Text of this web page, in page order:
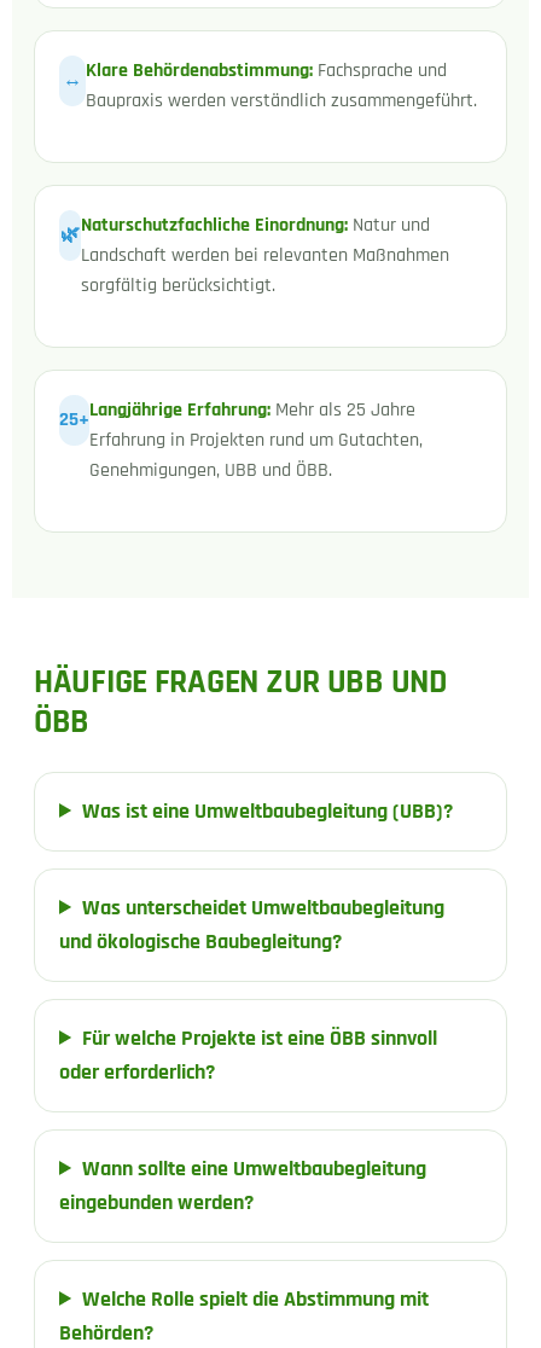
↔ Klare Behördenabstimmung:Fachsprache und
Baupraxis werden verständlich zusammengeführt.
🌿Naturschutzfachliche Einordnung: Natur und
Landschaft werden bei relevanten Maßnahmen
sorgfältig berücksichtigt.
25+Langjährige Erfahrung: Mehr als 25 Jahre
Erfahrung in Projekten rund um Gutachten,
Genehmigungen, UBB und ÖBB.
HÄUFIGE FRAGEN ZUR UBB UND
ÖBB
Was ist eine Umweltbaubegleitung (UBB)?
Was unterscheidet Umweltbaubegleitung
und ökologische Baubegleitung?
Für welche Projekte ist eine ÖBB sinnvoll
oder erforderlich?
Wann sollte eine Umweltbaubegleitung
eingebunden werden?
Welche Rolle spielt die Abstimmung mit
Behörden?